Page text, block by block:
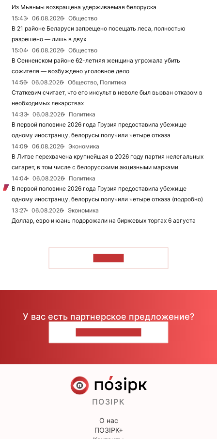
Из Мьянмы возвращена удерживаемая белоруска
15:43
06.08.2026
Общество
В 21 районе Беларуси запрещено посещать леса, полностью
разрешено — лишь в двух
15:04
06.08.2026
Общество
В Сенненском районе 62-летняя женщина угрожала убить
сожителя — возбуждено уголовное дело
14:56
06.08.2026
Общество, Политика
Статкевич считает, что его инсульт в неволе был вызван отказом в
необходимых лекарствах
14:33
06.08.2026
Политика
В первой половине 2026 года Грузия предоставила убежище
одному иностранцу, белорусы получили четыре отказа
14:09
06.08.2026
Экономика
В Литве перехвачена крупнейшая в 2026 году партия нелегальных
сигарет, в том числе с белорусскими акцизными марками
14:04
06.08.2026
Политика
В первой половине 2026 года Грузия предоставила убежище
одному иностранцу, белорусы получили четыре отказа (подробно)
13:27
06.08.2026
Экономика
Доллар, евро и юань подорожали на биржевых торгах 6 августа
У вас есть партнерское предложение?
ПОЗІРК
О нас
ПОЗІРК+